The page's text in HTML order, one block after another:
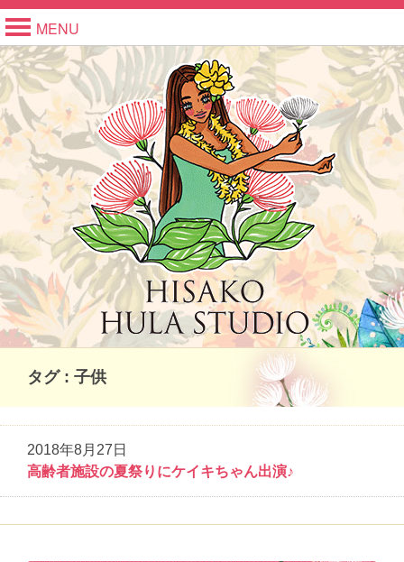
MENU
タグ : 子供
2018年8月27日
高齢者施設の夏祭りにケイキちゃん出演♪